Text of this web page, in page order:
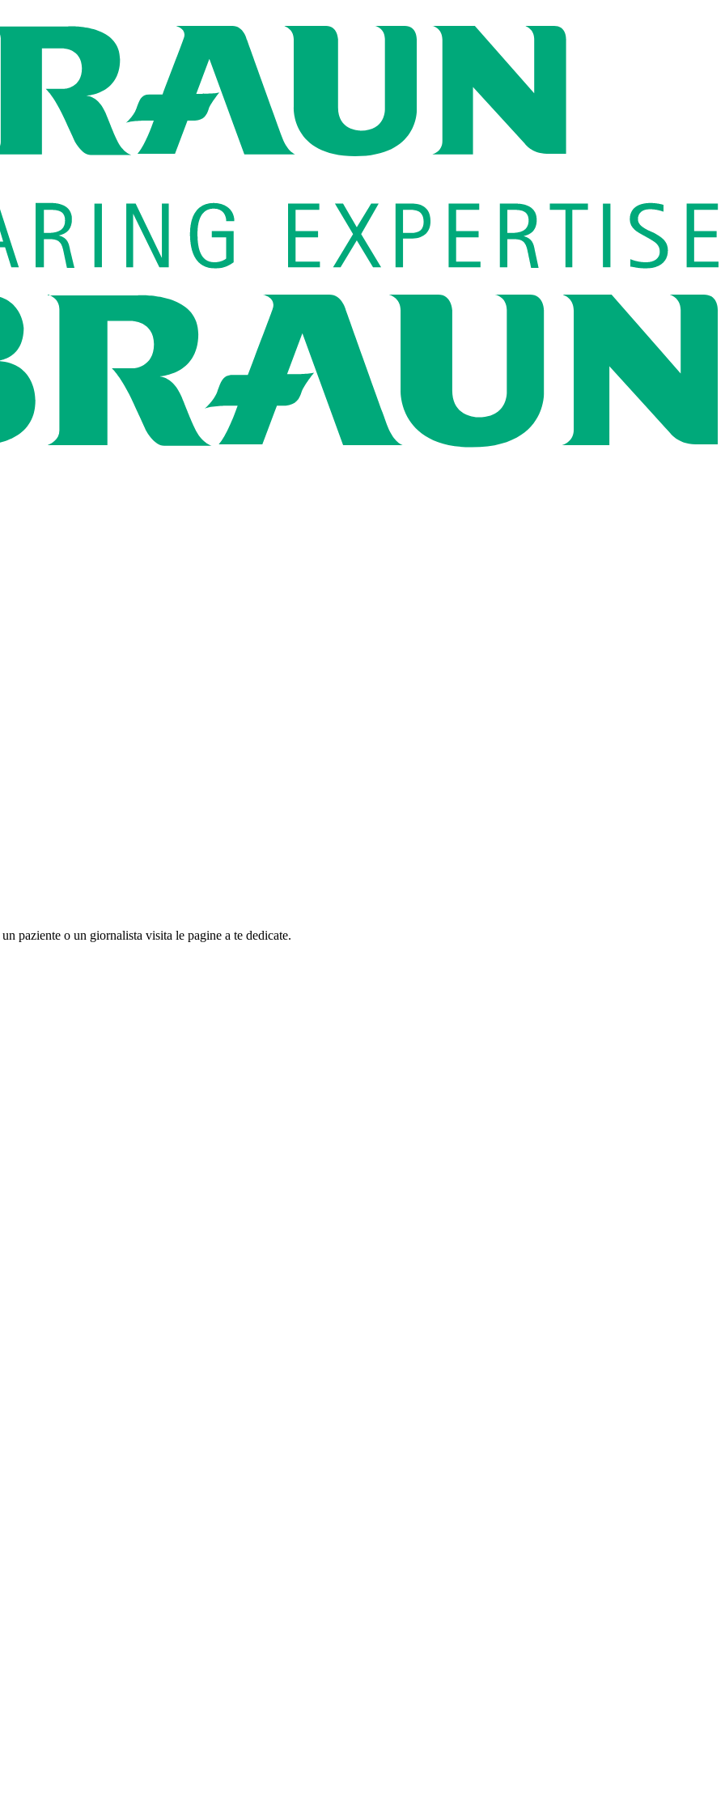
il nostro portfolio completo.
ti aiuterà a trovare il dispositivo più adatto a te.
Global Job Market e trova le posizioni aperte per ogni profilo di carriera.
un nostro referente.
paziente o un giornalista visita le pagine a te dedicate.